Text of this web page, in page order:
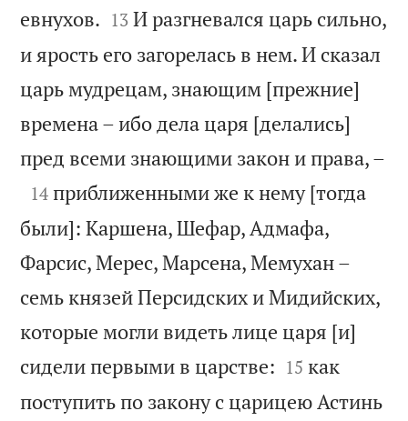
евнухов. 

13 И разгневался царь сильно,
и ярость его загорелась в нем. И сказал
царь мудрецам, знающим [прежние]
времена – ибо дела царя [делались]
пред всеми знающими закон и права, –

14 приближенными же к нему [тогда
были]: Каршена, Шефар, Адмафа,
Фарсис, Мерес, Марсена, Мемухан –
семь князей Персидских и Мидийских,
которые могли видеть лице царя [и]
сидели первыми в царстве: 

15 как
поступить по закону с царицею Астинь